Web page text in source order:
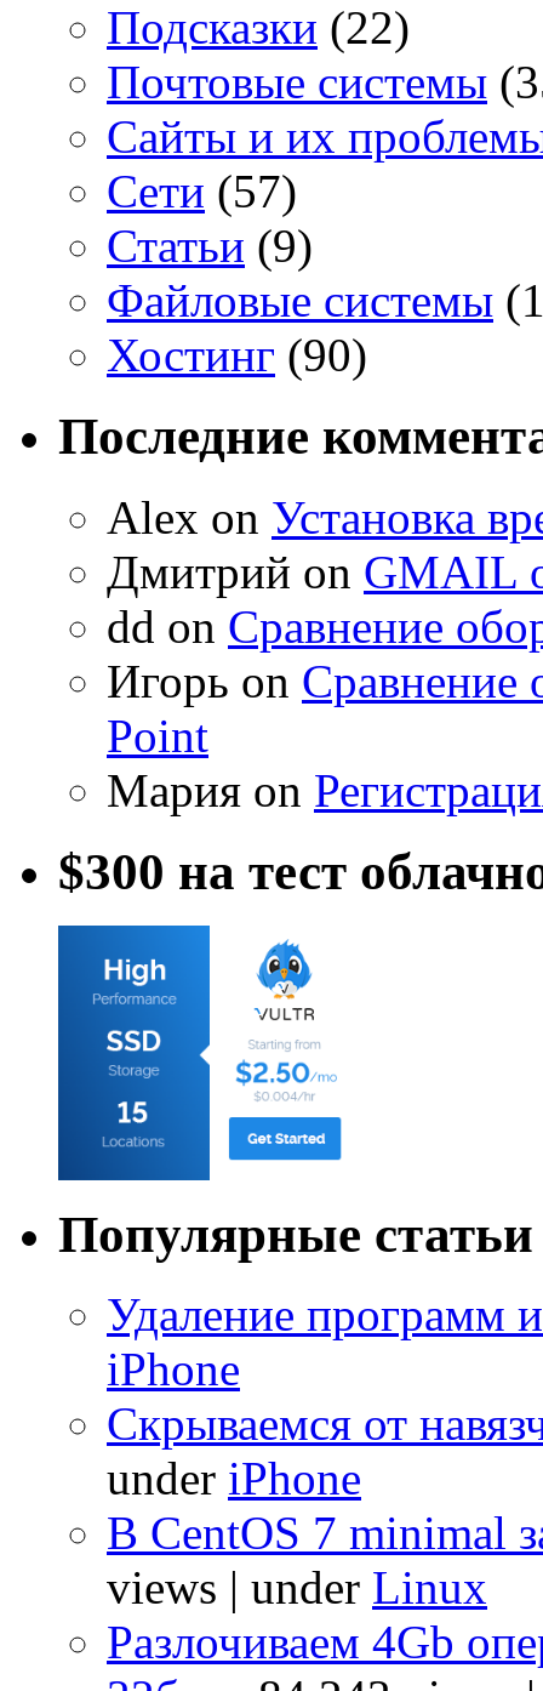
Подсказки (22)
Почтовые системы
Сайты и их
Сети (57)
Статьи (9)
Файловые системы
Хостинг (90)
Последние
Alex on Установка
Дмитрий on GMAIL
dd on Сравнение
Игорь on Сравнение
Point
Мария on
$300 на тест
Популярные статьи
Удаление программ
iPhone
Скрываемся от
under iPhone
В CentOS 7 minimal
views | under Linux
Разлочиваем 4Gb